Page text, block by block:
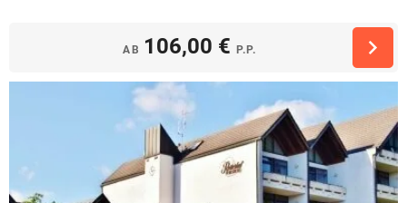
AB 106,00 € P.P.